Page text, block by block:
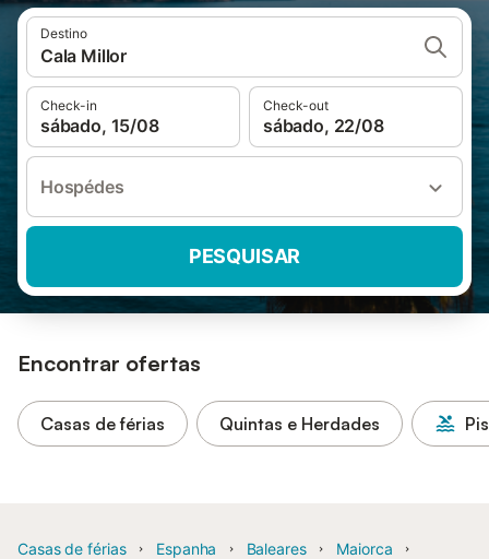
Destino
Cala Millor
Check-in
sábado, 15/08
Check-out
sábado, 22/08
Hospédes
PESQUISAR
Encontrar ofertas
Casas de férias Quintas e Herdades
Casas de férias Espanha Baleares
Maiorca